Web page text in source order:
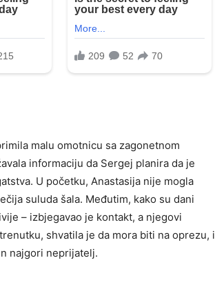
malu omotnicu sa zagonetnom
informaciju da Sergej planira da je
U početku, Anastasija nije mogla
suluda šala. Međutim, kako su dani
– izbjegavao je kontakt, a njegovi
shvatila je da mora biti na oprezu, i
najgori neprijatelj.